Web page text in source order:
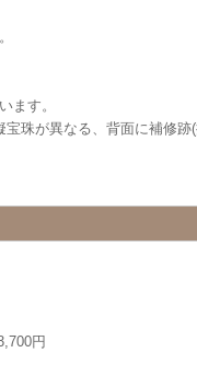
ます。
珠が異なる、背面に補修跡
円